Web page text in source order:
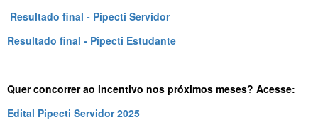
Resultado final - Pipecti Servidor
Resultado final - Pipecti Estudante
Quer concorrer ao incentivo nos próximos meses? Acesse:
Edital Pipecti Servidor 2025